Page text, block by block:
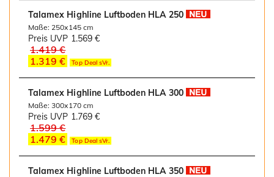
Talamex Highline Luftboden HLA 250
Maße: 250x145 cm
Preis UVP 1.569 €
1.419 €
1.319 €
Top Deal sVr.
Talamex Highline Luftboden HLA 300
Maße: 300x170 cm
Preis UVP 1.769 €
1.599 €
1.479 €
Top Deal sVr.
Talamex Highline Luftboden HLA 350